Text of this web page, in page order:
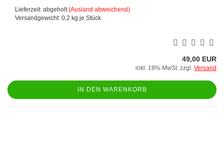
Lieferzeit: abgeholt (Ausland abweichend)
Versandgewicht: 0,2 kg je Stück
49,00 EUR
inkl. 19% MwSt. zzgl. Versand
IN DEN WARENKORB